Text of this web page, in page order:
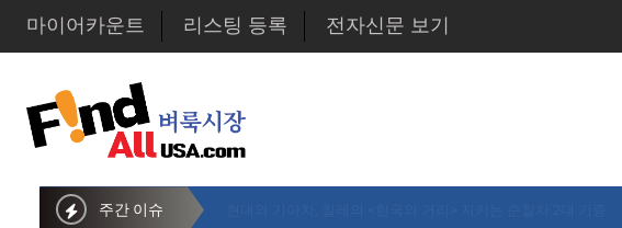
마이어카운트 리스팅 등록 전자신문 보기
주간 이슈